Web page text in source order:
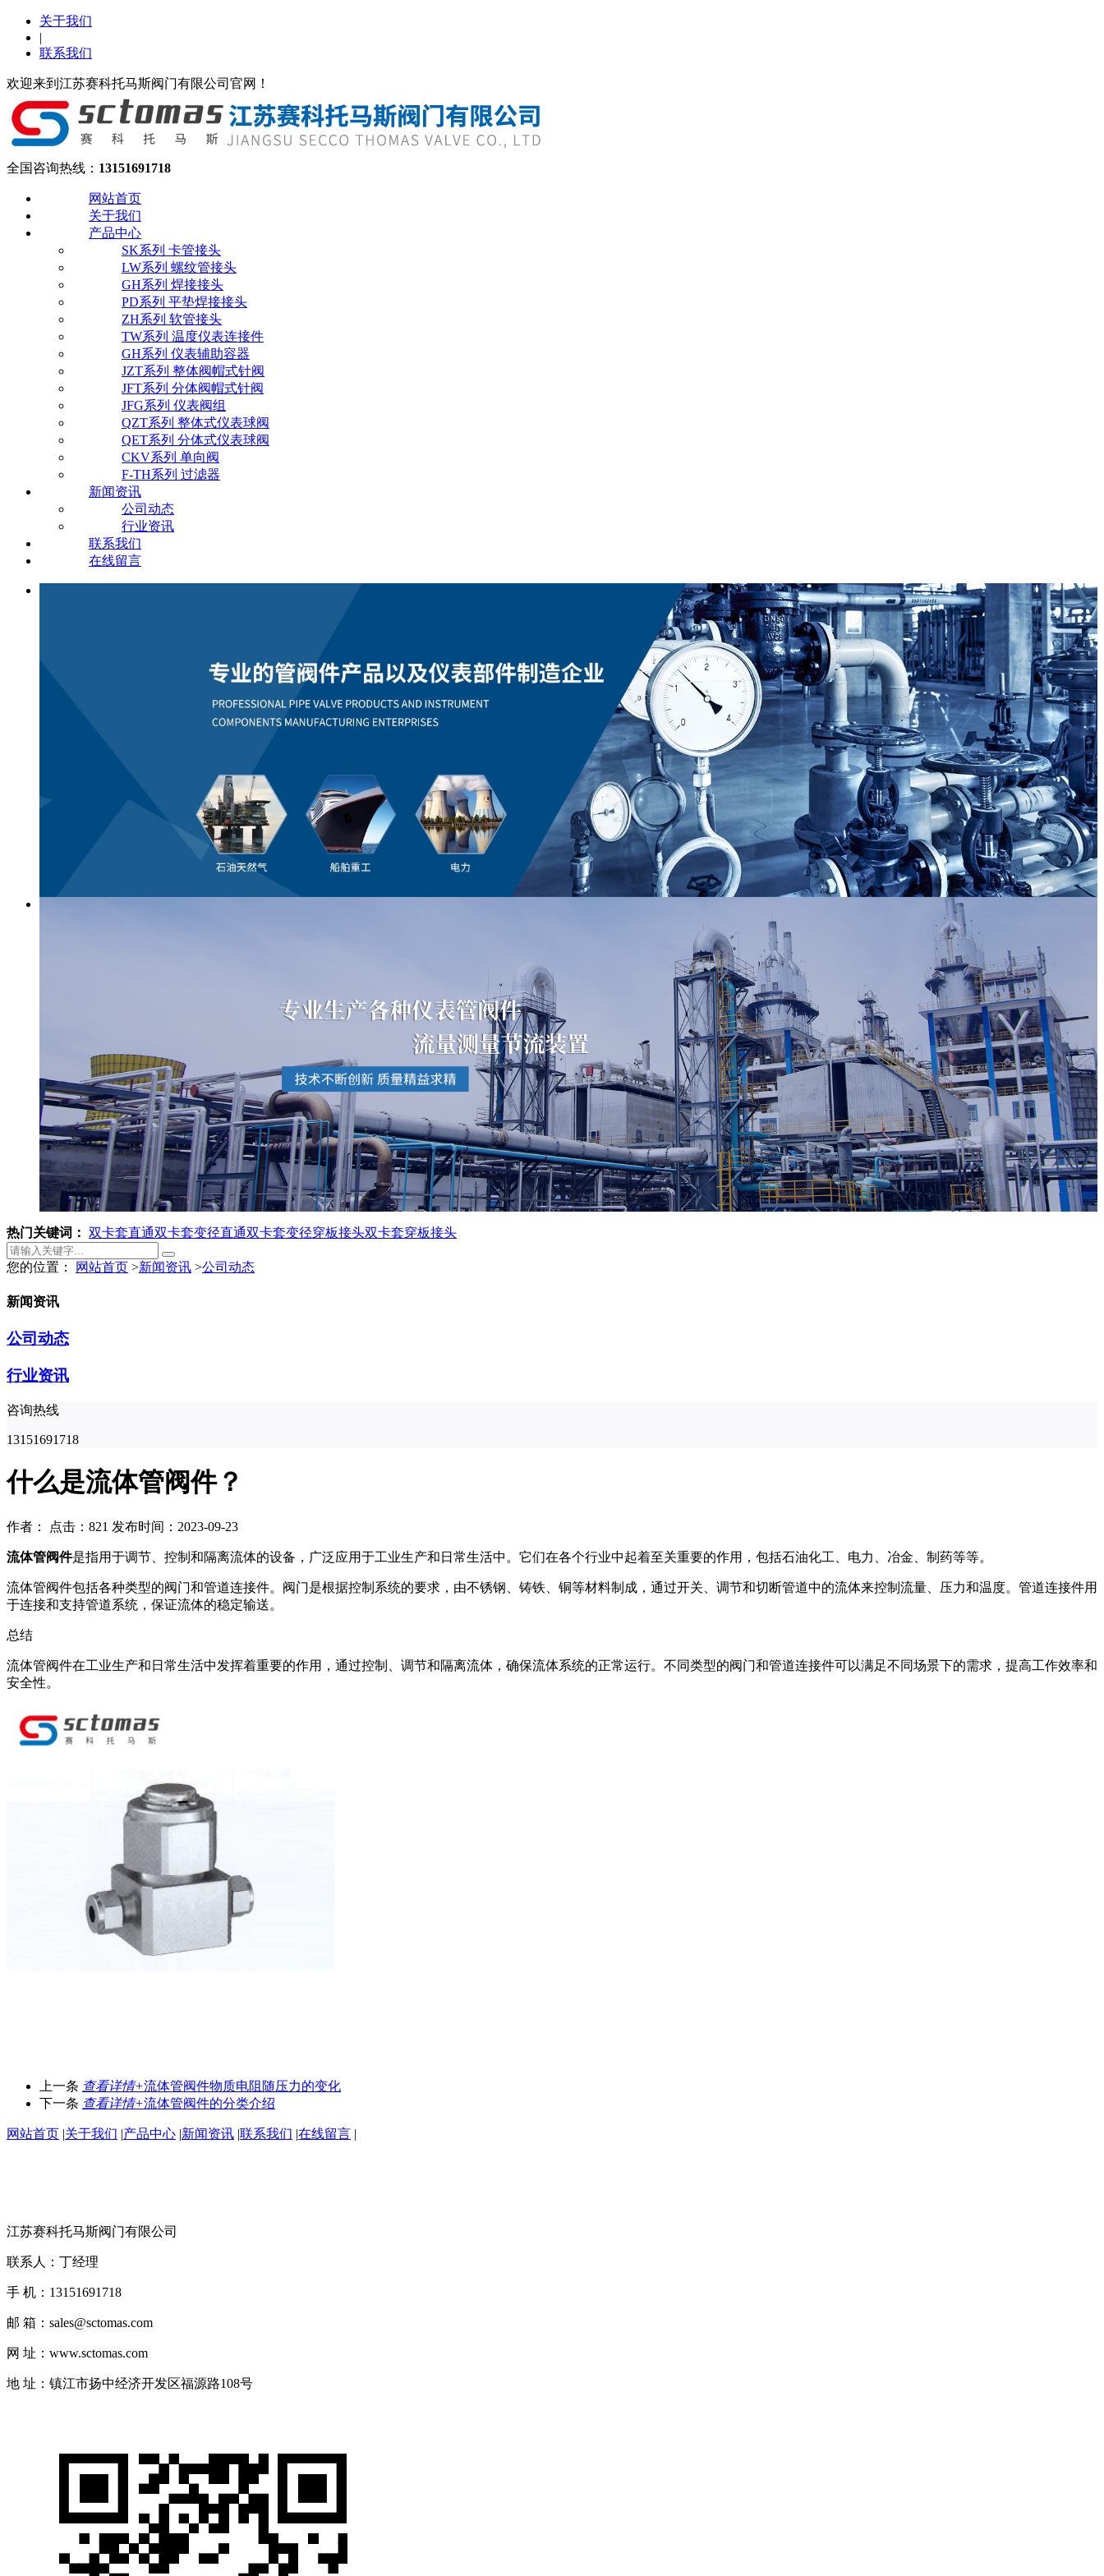
关于我们
|
联系我们
欢迎来到江苏赛科托马斯阀门有限公司官网！
全国咨询热线： 13151691718
网站首页
关于我们
产品中心
SK系列 卡管接头
LW系列 螺纹管接头
GH系列 焊接接头
PD系列 平垫焊接接头
ZH系列 软管接头
TW系列 温度仪表连接件
GH系列 仪表辅助容器
JZT系列 整体阀帽式针阀
JFT系列 分体阀帽式针阀
JFG系列 仪表阀组
QZT系列 整体式仪表球阀
QET系列 分体式仪表球阀
CKV系列 单向阀
F-TH系列 过滤器
新闻资讯
公司动态
行业资讯
联系我们
在线留言
热门关键词： 双卡套直通双卡套变径直通双卡套变径穿板接头双卡套穿板接头
您的位置： 网站首页 >新闻资讯 >公司动态
新闻资讯
公司动态
行业资讯
咨询热线
13151691718
什么是流体管阀件？
作者： 点击：821 发布时间：2023-09-23
流体管阀件是指用于调节、控制和隔离流体的设备，广泛应用于工业生产和日常生活中。它们在各个行业中起着至关重要的作用，包括石油化工、电力、冶金、制药等等。
流体管阀件包括各种类型的阀门和管道连接件。阀门是根据控制系统的要求，由不锈钢、铸铁、铜等材料制成，通过开关、调节和切断管道中的流体来控制流量、压力和温度。管道连接件用
于连接和支持管道系统，保证流体的稳定输送。
总结
流体管阀件在工业生产和日常生活中发挥着重要的作用，通过控制、调节和隔离流体，确保流体系统的正常运行。不同类型的阀门和管道连接件可以满足不同场景下的需求，提高工作效率和
安全性。
上一条 查看详情+流体管阀件物质电阻随压力的变化
下一条 查看详情+流体管阀件的分类介绍
网站首页 |关于我们 |产品中心 |新闻资讯 |联系我们 |在线留言 |
江苏赛科托马斯阀门有限公司
联系人：丁经理
手 机：13151691718
邮 箱：sales@sctomas.com
网 址：www.sctomas.com
地 址：镇江市扬中经济开发区福源路108号